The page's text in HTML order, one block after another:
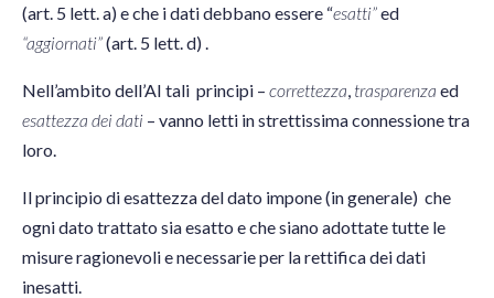
(art. 5 lett. a) e che i dati debbano essere “esatti”ed
“aggiornati”(art. 5 lett. d) .
Nell’ambito dell’AI tali principi – correttezza, trasparenza ed
esattezza dei dati – vanno letti in strettissima connessione tra
loro.
Il principio di esattezza del dato impone (in generale) che
ogni dato trattato sia esatto e che siano adottate tutte le
misure ragionevoli e necessarie per la rettifica dei dati
inesatti.